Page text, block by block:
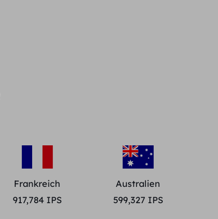
Frankreich
917,784IPS
Australien
599,327 IPS